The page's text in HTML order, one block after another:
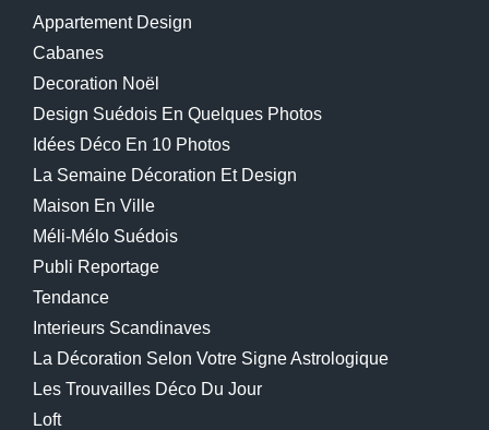
Appartement Design
Cabanes
Decoration Noël
Design Suédois En Quelques Photos
Idées Déco En 10 Photos
La Semaine Décoration Et Design
Maison En Ville
Méli-Mélo Suédois
Publi Reportage
Tendance
Interieurs Scandinaves
La Décoration Selon Votre Signe Astrologique
Les Trouvailles Déco Du Jour
Loft